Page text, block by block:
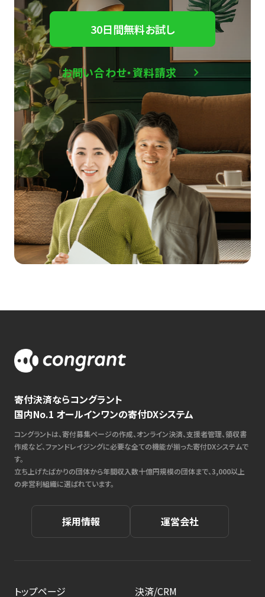
30日間無料お試し
お問い合わせ・資料請求
寄付決済ならコングラント
国内No.1 オールインワンの寄付DXシステム
コングラントは、寄付募集ページの作成、オンライン決済、支援者管理、領収書
作成など、ファンドレイジングに必要な全ての機能が揃った寄付DXシステムで
す。
立ち上げたばかりの団体から年間収入数十億円規模の団体まで、3,000以上
の非営利組織に選ばれています。
採用情報 運営会社
トップページ
決済/CRM